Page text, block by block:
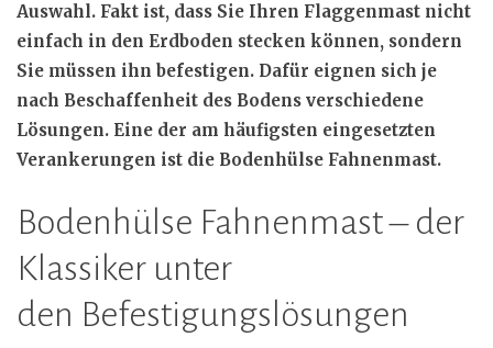
Auswahl. Fakt ist, dass Sie Ihren Flaggenmast nicht
einfach in den Erdboden stecken können, sondern
Sie müssen ihn befestigen. Dafür eignen sich je
nach Beschaffenheit des Bodens verschiedene
Lösungen. Eine der am häufigsten eingesetzten
Verankerungen ist die Bodenhülse Fahnenmast.
Bodenhülse Fahnenmast – der
Klassiker unter
den Befestigungslösungen